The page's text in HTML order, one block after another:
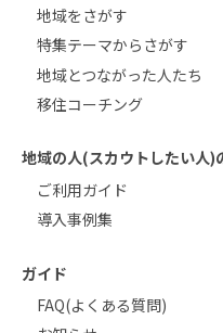
地域をさがす
特集テーマからさがす
地域とつながった人たち
移住コーチング
地域の人(スカウトしたい人)
ご利用ガイド
導入事例集
ガイド
FAQ(よくある質問)